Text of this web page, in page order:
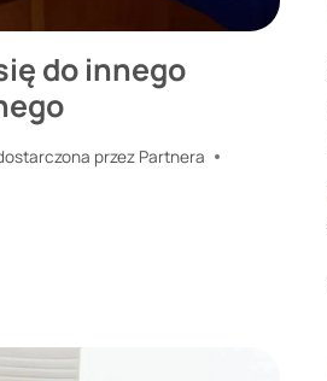
do innego
przez Partnera